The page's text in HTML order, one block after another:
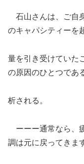
石山さんは、ご自
のキャパシティーを
量を引き受けていた
の原因のひとつであ
析される。
ーーー通常なら、
調は元に戻ってきま